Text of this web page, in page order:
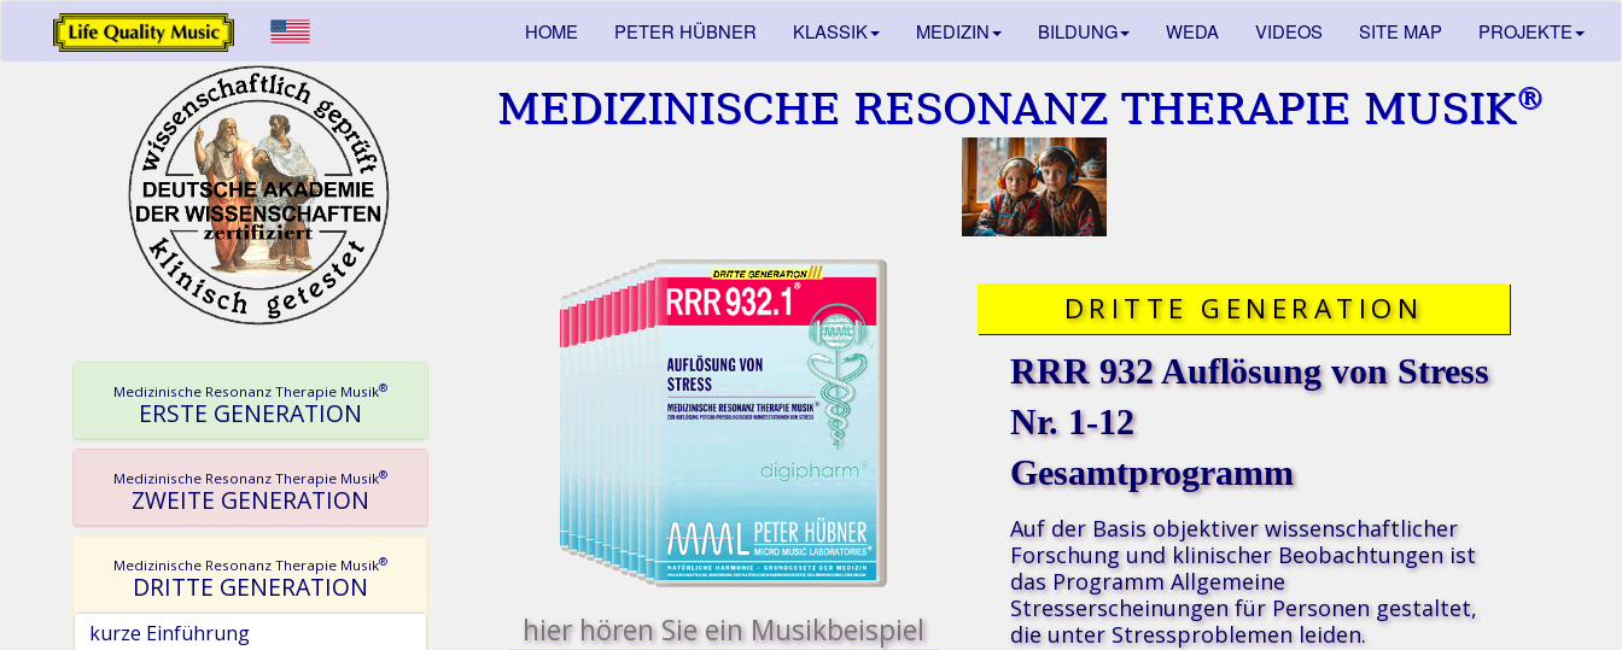
HOME PETER HÜBNER KLASSIK MEDIZIN BILDUNG WEDA VIDEOS SITE MAP PROJEKTE
Medizinische Resonanz Therapie Musik®
ERSTE GENERATION
Medizinische Resonanz Therapie Musik®
ZWEITE GENERATION
Medizinische Resonanz Therapie Musik®
DRITTE GENERATION
kurze Einführung
MEDIZINISCHE RESONANZ THERAPIE MUSIK®
hier hören Sie ein Musikbeispiel
DRITTE GENERATION
RRR 932 Auflösung von Stress
Nr. 1-12
Gesamtprogramm
Auf der Basis objektiver wissenschaftlicher
Forschung und klinischer Beobachtungen ist
das Programm Allgemeine
Stresserscheinungen für Personen gestaltet,
die unter Stressproblemen leiden.